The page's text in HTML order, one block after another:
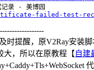
failed-test-
时提醒，原V2Ray安装
大，所以在原教程【自建
代